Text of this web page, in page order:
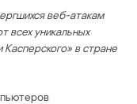
веб-атакам
всех уникальных
в стране